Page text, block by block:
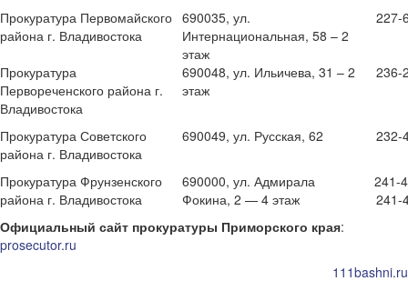
Прокуратура Первомайского
района г. Владивостока
690035, ул.
Интернациональная, 58 – 2
этаж
227-
Прокуратура
Первореченского района г.
Владивостока
690048, ул. Ильичева, 31 – 2
этаж
236-
Прокуратура Советского
района г. Владивостока
690049, ул. Русская, 62 232-
Прокуратура Фрунзенского
района г. Владивостока
690000, ул. Адмирала
Фокина, 2 — 4 этаж
241-
241-
Официальный сайт прокуратуры Приморского края:
prosecutor.ru
111bashni.ru